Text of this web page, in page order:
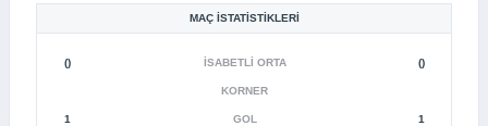
MAÇ İSTATISTIKLERI
() İSABETLI ORTA ()
KORNER
1 GOL 1